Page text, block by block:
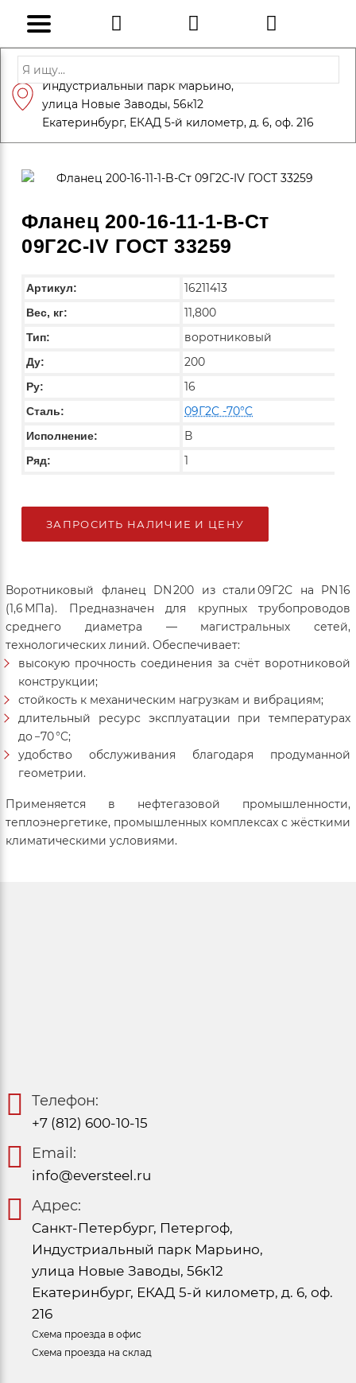
+7 (812) 600-10-15
info@eversteel.ru
Адрес: Санкт-Петербург, Петергоф,
Индустриальный парк Марьино,
улица Новые Заводы, 56к12
Екатеринбург, ЕКАД 5-й километр, д. 6, оф. 216
ЗАКАЗАТЬ ЗВОНОК
Фланец 200-16-11-1-B-Ст
09Г2С-IV ГОСТ 33259
Артикул: 16211413
Вес, кг: 11,800
Тип: воротниковый
Ду: 200
Ру: 16
Сталь: 09Г2С -70°C
Исполнение: В
Ряд: 1
ЗАПРОСИТЬ НАЛИЧИЕ И ЦЕНУ
Воротниковый фланец DN 200 из стали 09Г2С на PN 16
(1,6 МПа). Предназначен для крупных трубопроводов
среднего диаметра — магистральных сетей,
технологических линий. Обеспечивает:
высокую прочность соединения за счёт воротниковой
конструкции;
стойкость к механическим нагрузкам и вибрациям;
длительный ресурс эксплуатации при температурах
до −70 °C;
удобство обслуживания благодаря продуманной
геометрии.
Применяется в нефтегазовой промышленности,
теплоэнергетике, промышленных комплексах с жёсткими
климатическими условиями.
Телефон:
+7 (812) 600-10-15
Email:
info@eversteel.ru
Адрес:
Санкт-Петербург, Петергоф,
Индустриальный парк Марьино,
улица Новые Заводы, 56к12
Екатеринбург, ЕКАД 5-й километр, д. 6, оф.
216
Схема проезда в офис
Схема проезда на склад